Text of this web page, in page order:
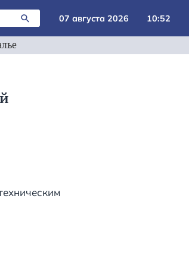
07 августа 2026 10:52